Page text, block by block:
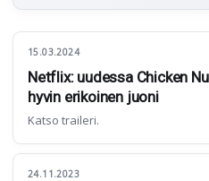
15.03.2024
Netflix: uudessa Chicken
hyvin erikoinen juoni
Katso traileri.
24.11.2023